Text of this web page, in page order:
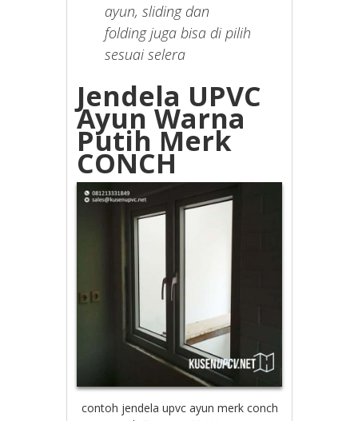
ayun, sliding dan
folding juga bisa di pilih
sesuai selera
Jendela UPVC
Ayun Warna
Putih Merk
CONCH
contoh jendela upvc ayun merk conch